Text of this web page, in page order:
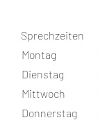
Sprechzeiten
Montag
Dienstag
Mittwoch
Donnerstag